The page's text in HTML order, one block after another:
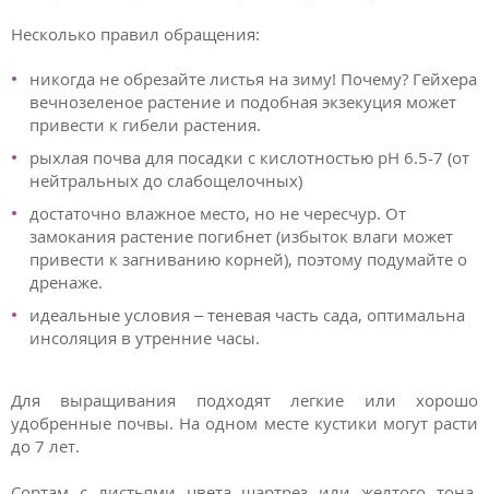
Несколько правил обращения:
никогда не обрезайте листья на зиму! Почему? Гейхера
вечнозеленое растение и подобная экзекуция может
привести к гибели растения.
рыхлая почва для посадки с кислотностью pH 6.5-7 (от
нейтральных до слабощелочных)
достаточно влажное место, но не чересчур. От
замокания растение погибнет (избыток влаги может
привести к загниванию корней), поэтому подумайте о
дренаже.
идеальные условия – теневая часть сада, оптимальна
инсоляция в утренние часы.
Для выращивания подходят легкие или хорошо
удобренные почвы. На одном месте кустики могут расти
до 7 лет.